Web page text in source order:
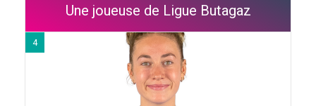
Une joueuse de Ligue Butagaz
4